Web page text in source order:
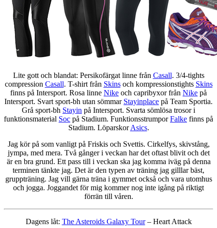
Lite gott och blandat: Persikofärgat linne från Casall. 3/4-tights
compression Casall. T-shirt från Skinsoch kompressionstights Skins
finns på Intersport. Rosa linne Nike och capribyxor från Nike på
Intersport. Svart sport-bh utan sömmar Stayinplace på Team Sportia.
Grå sport-bh Stayin på Intersport. Svarta sömlösa trosor i
funktionsmaterial Soc på Stadium. FunktionsstrumporFalke finns på
Stadium. LöparskorAsics.
Jag kör på som vanligt på Friskis och Svettis. Cirkelfys, skivstång,
jympa, med mera. Två gånger i veckan har det oftast blivit och det
är en bra grund. Ett pass till i veckan ska jag komma iväg på denna
terminen tänkte jag. Det är den typen av träning jag gilllar bäst,
gruppträning. Jag vill gärna träna i gymmet också och vara utomhus
och jogga. Joggandet för mig kommer nog inte igång på riktigt
förrän till våren.
Dagens låt: The Asteroids Galaxy Tour– Heart Attack